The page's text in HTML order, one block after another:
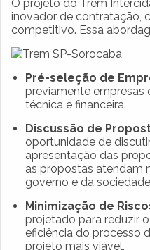
O projeto do Trem
inovador de contratação,
competitivo. Essa
Pré-seleção de
previamente
técnica e financeira.
Discussão de
oportunidade de
apresentação das
as propostas atendam
governo e da
Minimização de
projetado para reduzir
eficiência do processo
projeto mais viável.